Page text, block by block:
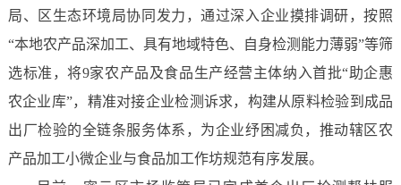
局、区生态环境局协同发力，通过深入企业摸排调研，按照
“本地农产品深加工、具有地域特色、自身检测能力薄弱”等筛
选标准，将9家农产品及食品生产经营主体纳入首批“助企惠
农企业库”，精准对接企业检测诉求，构建从原料检验到成品
出厂检验的全链条服务体系，为企业纾困减负，推动辖区农
产品加工小微企业与食品加工作坊规范有序发展。